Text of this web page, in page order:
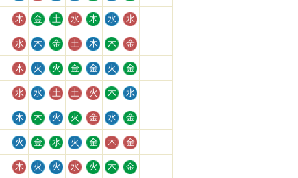
木 金 土 水 木 水 水
水 木 金 土 木 木 金
木 火 火 金 金 火 金
水 水 土 土 火 木 水
木 木 火 火 金 水 金
火 金 水 火 金 木 金
木 火 火 水 火 木 金